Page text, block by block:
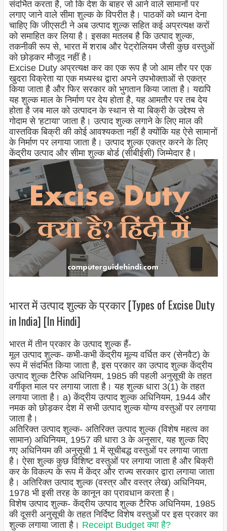
संदर्भित करता है, जो कि देश के बाहर से आने वाले सामानों पर
लगाए जाने वाले सीमा शुल्क के विपरीत है। पाठकों को ध्यान देना
चाहिए कि जीएसटी ने अब उत्पाद शुल्क सहित कई अप्रत्यक्ष करों
को समाहित कर लिया है। इसका मतलब है कि उत्पाद शुल्क,
तकनीकी रूप से, भारत में शराब और पेट्रोलियम जैसी कुछ वस्तुओं
को छोड़कर मौजूद नहीं है।
Excise Duty अप्रत्यक्ष कर का एक रूप है जो आम तौर पर एक
खुदरा विक्रेता या एक मध्यस्थ द्वारा अपने उपभोक्ताओं से एकत्र
किया जाता है और फिर सरकार को भुगतान किया जाता है। यद्यपि
यह शुल्क माल के निर्माण पर देय होता है, यह आमतौर पर तब देय
होता है जब माल को उत्पादन के स्थान से या बिक्री के उद्देश्य से
गोदाम से 'हटाया' जाता है। उत्पाद शुल्क लगाने के लिए माल की
वास्तविक बिक्री की कोई आवश्यकता नहीं है क्योंकि यह ऐसे सामानों
के निर्माण पर लगाया जाता है। उत्पाद शुल्क एकत्र करने के लिए
केंद्रीय उत्पाद और सीमा शुल्क बोर्ड (सीबीईसी) जिम्मेदार है।
भारत में उत्पाद शुल्क के प्रकार [Types of Excise Duty
in India] [In Hindi]
भारत में तीन प्रकार के उत्पाद शुल्क हैं-
मूल उत्पाद शुल्क- कभी-कभी केंद्रीय मूल्य वर्धित कर (सेनवैट) के
रूप में संदर्भित किया जाता है, इस प्रकार का उत्पाद शुल्क केंद्रीय
उत्पाद शुल्क टैरिफ अधिनियम, 1985 की पहली अनुसूची के तहत
वर्गीकृत माल पर लगाया जाता है। यह शुल्क धारा 3(1) के तहत
लगाया जाता है। a) केंद्रीय उत्पाद शुल्क अधिनियम, 1944 और
नमक को छोड़कर देश में सभी उत्पाद शुल्क योग्य वस्तुओं पर लगाया
जाता है।
अतिरिक्त उत्पाद शुल्क- अतिरिक्त उत्पाद शुल्क (विशेष महत्व का
सामान) अधिनियम, 1957 की धारा 3 के अनुसार, यह शुल्क दिए
गए अधिनियम की अनुसूची 1 में सूचीबद्ध वस्तुओं पर लगाया जाता
है। ऐसा शुल्क कुछ विशिष्ट वस्तुओं पर लगाया जाता है और बिक्री
कर के विकल्प के रूप में केंद्र और राज्य सरकार द्वारा लगाया जाता
है। अतिरिक्त उत्पाद शुल्क (वस्त्र और वस्त्र लेख) अधिनियम,
1978 भी इसी तरह के कानून का प्रावधान करता है।
विशेष उत्पाद शुल्क- केंद्रीय उत्पाद शुल्क टैरिफ अधिनियम, 1985
की दूसरी अनुसूची के तहत निर्दिष्ट विशेष वस्तुओं पर इस प्रकार का
शुल्क लगाया जाता है। Receipt Budget क्या है?